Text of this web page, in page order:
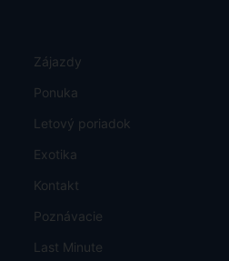
Zájazdy
Ponuka
Letový poriadok
Exotika
Kontakt
Poznávacie
Last Minute